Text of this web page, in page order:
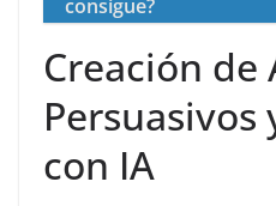
consigue?
Creación de
Persuasivos
con IA